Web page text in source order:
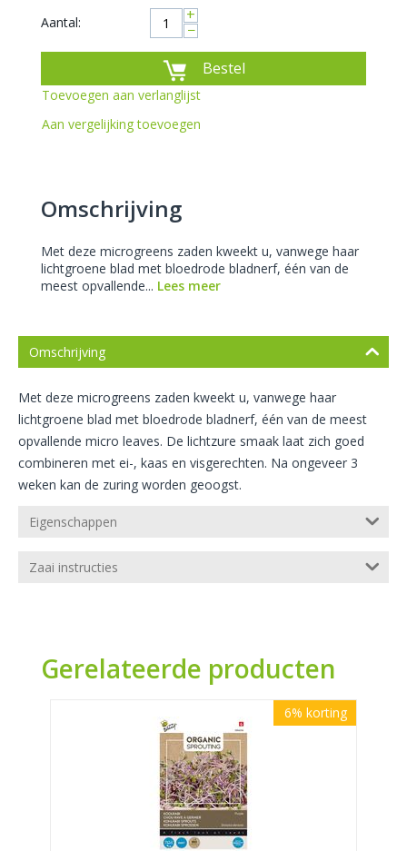
Aantal: +
−
Bestel
Toevoegen aan verlanglijst
Aan vergelijking toevoegen
Omschrijving
Met deze microgreens zaden kweekt u, vanwege haar
lichtgroene blad met bloedrode bladnerf, één van de
meest opvallende... Lees meer
Omschrijving
Met deze microgreens zaden kweekt u, vanwege haar
lichtgroene blad met bloedrode bladnerf, één van de meest
opvallende micro leaves. De lichtzure smaak laat zich goed
combineren met ei-, kaas en visgerechten. Na ongeveer 3
weken kan de zuring worden geoogst.
Eigenschappen
Zaai instructies
Gerelateerde producten
6% korting